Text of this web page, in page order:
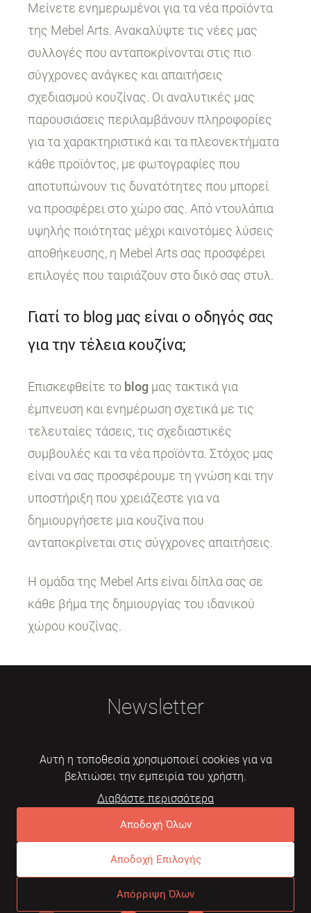
Μείνετε ενημερωμένοι για τα νέα προϊόντα
της Mebel Arts. Ανακαλύψτε τις νέες μας
συλλογές που ανταποκρίνονται στις πιο
σύγχρονες ανάγκες και απαιτήσεις
σχεδιασμού κουζίνας. Οι αναλυτικές μας
παρουσιάσεις περιλαμβάνουν πληροφορίες
για τα χαρακτηριστικά και τα πλεονεκτήματα
κάθε προϊόντος, με φωτογραφίες που
αποτυπώνουν τις δυνατότητες που μπορεί
να προσφέρει στο χώρο σας. Από ντουλάπια
υψηλής ποιότητας μέχρι καινοτόμες λύσεις
αποθήκευσης, η Mebel Arts σας προσφέρει
επιλογές που ταιριάζουν στο δικό σας στυλ.
Γιατί το blog μας είναι ο οδηγός σας
για την τέλεια κουζίνα;
Επισκεφθείτε το blog μας τακτικά για
έμπνευση και ενημέρωση σχετικά με τις
τελευταίες τάσεις, τις σχεδιαστικές
συμβουλές και τα νέα προϊόντα. Στόχος μας
είναι να σας προσφέρουμε τη γνώση και την
υποστήριξη που χρειάζεστε για να
δημιουργήσετε μια κουζίνα που
ανταποκρίνεται στις σύγχρονες απαιτήσεις.
Η ομάδα της Mebel Arts είναι δίπλα σας σε
κάθε βήμα της δημιουργίας του ιδανικού
χώρου κουζίνας.
Newsletter
Εγγραφή
Συχνές ερωτήσειςΌροι χρήσης
Αυτή η τοποθεσία χρησιμοποιεί cookies για να
βελτιώσει την εμπειρία του χρήστη.
Διαβάστε περισσότερα
Αποδοχή Όλων
Αποδοχή Επιλογής
Απόρριψη Όλων